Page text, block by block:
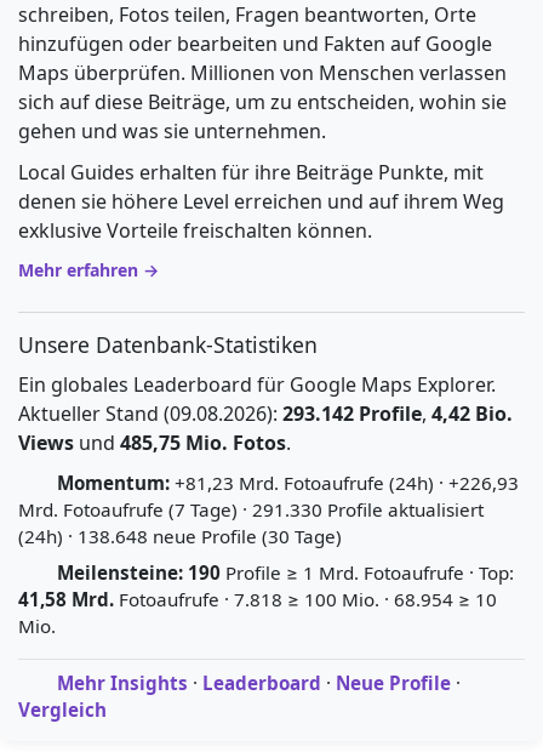
schreiben, Fotos teilen, Fragen beantworten, Orte
hinzufügen oder bearbeiten und Fakten auf Google
Maps überprüfen. Millionen von Menschen verlassen
sich auf diese Beiträge, um zu entscheiden, wohin sie
gehen und was sie unternehmen.
Local Guides erhalten für ihre Beiträge Punkte, mit
denen sie höhere Level erreichen und auf ihrem Weg
exklusive Vorteile freischalten können.
Mehr erfahren →
Unsere Datenbank-Statistiken
Ein globales Leaderboard für Google Maps Explorer.
Aktueller Stand (09.08.2026): 293.142 Profile, 4,42 Bio.
Views und 485,75 Mio. Fotos.
Momentum: +81,23 Mrd. Fotoaufrufe (24h) · +226,93
Mrd. Fotoaufrufe (7 Tage) · 291.330 Profile aktualisiert
(24h) · 138.648 neue Profile (30 Tage)
Meilensteine: 190 Profile ≥ 1 Mrd. Fotoaufrufe · Top:
41,58 Mrd. Fotoaufrufe · 7.818 ≥ 100 Mio. · 68.954 ≥ 10
Mio.
Mehr Insights · Leaderboard · Neue Profile ·
Vergleich